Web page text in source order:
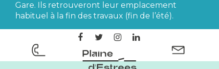
Gare. Ils retrouveront leur emplacement
habituel à la fin des travaux (fin de l’été).
Lien
vers
le
Lien
vers
le
Lien
le
le